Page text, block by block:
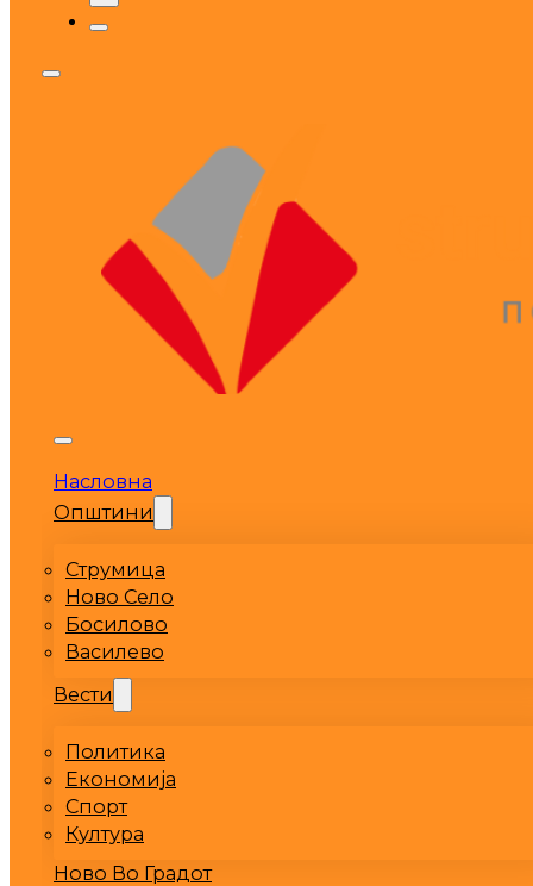
Насловна
Општини
Струмица
Ново Село
Босилово
Василево
Вести
Политика
Економија
Спорт
Култура
Ново Во Градот